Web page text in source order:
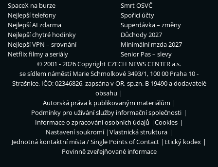
SpaceX na burze
Nejlepší telefony
Nejlepší AI zdarma
Nejlepší chytré hodinky
Nejlepší VPN – srovnání
Netflix filmy a seriály
Smrt OSVČ
Spořicí účty
Superdávka – změny
Důchody 2027
Minimální mzda 2027
Senior Pas – slevy
© 2001 - 2026 CopyrightCZECH NEWS CENTER a.s.
se sídlem náměstí Marie Schmolkové 3493/1, 100 00 Praha 10 -
Strašnice, IČO: 02346826, zapsána v OR, sp.zn. B 19490 a dodavatelé
obsahu
Autorská práva k publikovaným materiálům
Podmínky pro užívání služby informační společnosti
Informace o zpracování osobních údajů
Cookies
Nastavení soukromí
Vlastnická struktura
Jednotná kontaktní místa / Single Points of Contact
Etický kodex
Povinně zveřejňované informace